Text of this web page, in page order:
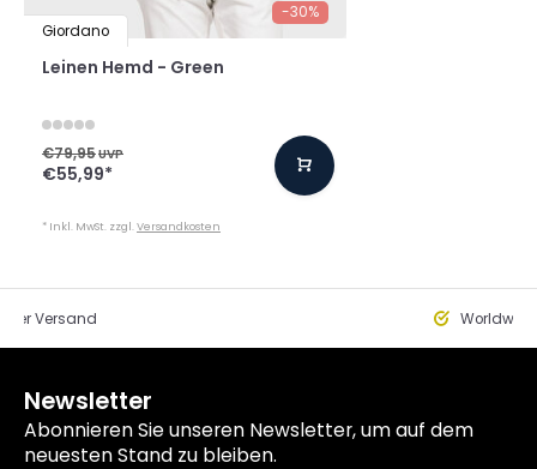
-30%
Giordano
Leinen Hemd - Green
€79,95UVP
€55,99*
* Inkl. MwSt. zzgl.Versandkosten
Versand
Newsletter
Abonnieren Sie unseren Newsletter, um auf dem
neuesten Stand zu bleiben.